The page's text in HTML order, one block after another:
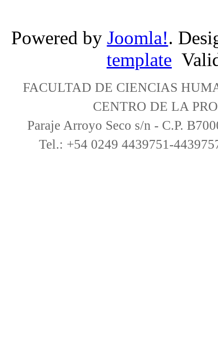
Powered by Joomla!.
template
FACULTAD DE CIENCIAS
CENTRO DE LA
Paraje Arroyo Seco s/n - C.P.
Tel.: +54 0249 4439751-